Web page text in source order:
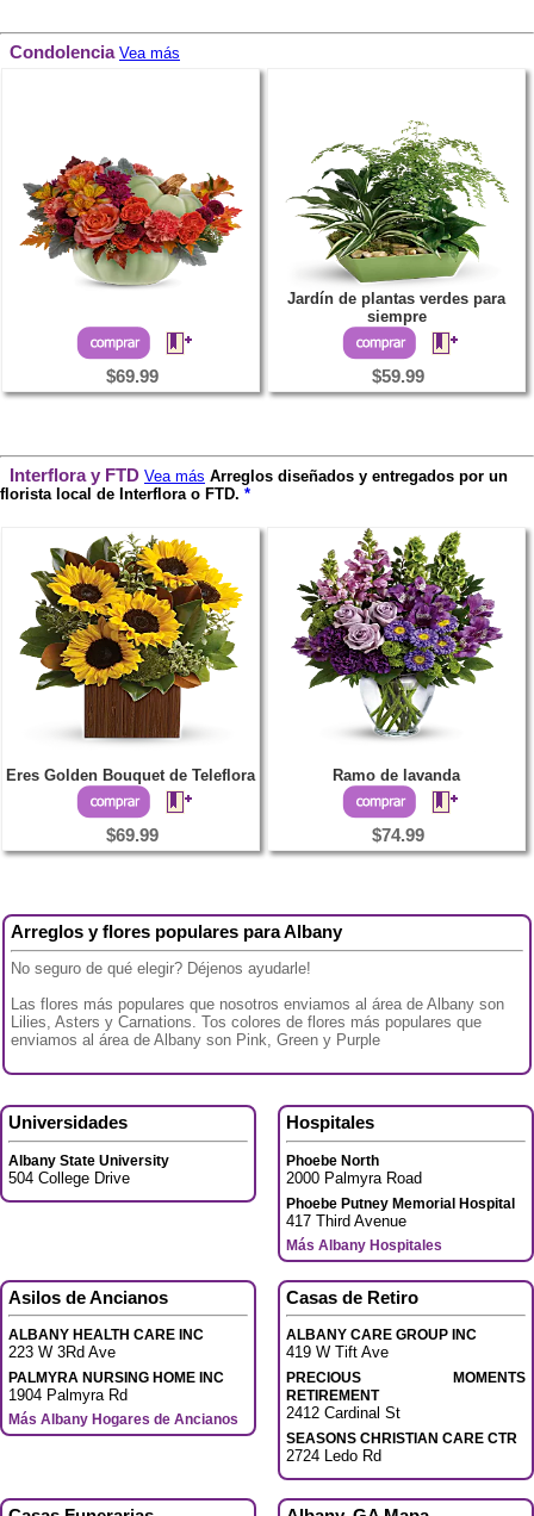
Condolencia Vea más
$69.99
Jardín de plantas verdes para
siempre
$59.99
Interflora y FTD Vea más Arreglos diseñados y entregados por un
florista local de Interflora o FTD. *
Eres Golden Bouquet de Teleflora
$69.99
Ramo de lavanda
$74.99
Arreglos y flores populares para Albany
No seguro de qué elegir? Déjenos ayudarle!
Las flores más populares que nosotros enviamos al área de Albany son
Lilies, Asters y Carnations. Tos colores de flores más populares que
enviamos al área de Albany son Pink, Green y Purple
Universidades
Albany State University
504 College Drive
Hospitales
Phoebe North
2000 Palmyra Road
Phoebe Putney Memorial Hospital
417 Third Avenue
Más Albany Hospitales
Asilos de Ancianos
ALBANY HEALTH CARE INC
223 W 3Rd Ave
PALMYRA NURSING HOME INC
1904 Palmyra Rd
Más Albany Hogares de Ancianos
Casas de Retiro
ALBANY CARE GROUP INC
419 W Tift Ave
PRECIOUS MOMENTS
RETIREMENT
2412 Cardinal St
SEASONS CHRISTIAN CARE CTR
2724 Ledo Rd